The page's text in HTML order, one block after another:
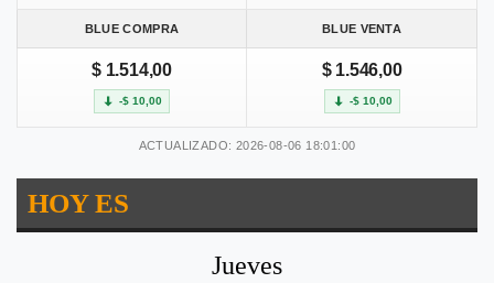
BLUE COMPRA BLUE VENTA
$ 1.514,00
-$ 10,00
$ 1.546,00
-$ 10,00
ACTUALIZADO: 2026-08-06 18:01:00
HOY ES
Jueves